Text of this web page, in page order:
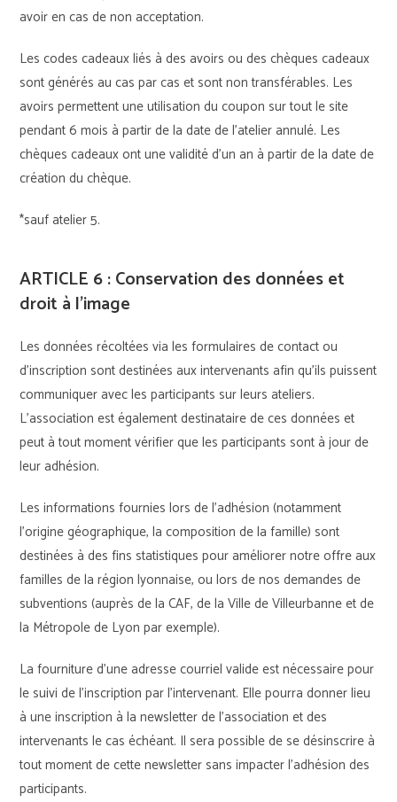
avoir en cas de non acceptation.
Les codes cadeaux liés à des avoirs ou des chèques cadeaux
sont générés au cas par cas et sont non transférables. Les
avoirs permettent une utilisation du coupon sur tout le site
pendant 6 mois à partir de la date de l’atelier annulé. Les
chèques cadeaux ont une validité d’un an à partir de la date de
création du chèque.
*sauf atelier 5.
ARTICLE 6 : Conservation des données et
droit à l’image
Les données récoltées via les formulaires de contact ou
d’inscription sont destinées aux intervenants afin qu’ils puissent
communiquer avec les participants sur leurs ateliers.
L’association est également destinataire de ces données et
peut à tout moment vérifier que les participants sont à jour de
leur adhésion.
Les informations fournies lors de l’adhésion (notamment
l’origine géographique, la composition de la famille) sont
destinées à des fins statistiques pour améliorer notre offre aux
familles de la région lyonnaise, ou lors de nos demandes de
subventions (auprès de la CAF, de la Ville de Villeurbanne et de
la Métropole de Lyon par exemple).
La fourniture d’une adresse courriel valide est nécessaire pour
le suivi de l’inscription par l’intervenant. Elle pourra donner lieu
à une inscription à la newsletter de l’association et des
intervenants le cas échéant. Il sera possible de se désinscrire à
tout moment de cette newsletter sans impacter l’adhésion des
participants.